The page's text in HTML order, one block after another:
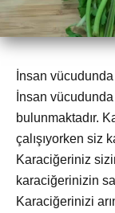
İnsan
İnsan
bulunmaktadır.
çalışıyorken siz
Karaciğeriniz
karaciğerinizin
Karaciğerinizi